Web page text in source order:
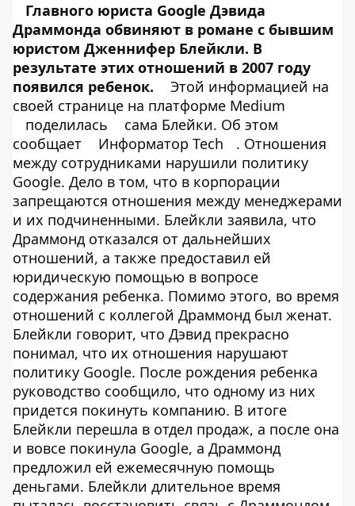
Главного юриста Google Дэвида
Драммонда обвиняют в романе с бывшим
юристом Дженнифер Блейкли. В
результате этих отношений в 2007 году
появился ребенок.
Этой информацией на
своей странице на платформе Medium
поделилась
сама Блейки. Об этом
сообщает
Информатор Tech
. Отношения
между сотрудниками нарушили политику
Google. Дело в том, что в корпорации
запрещаются отношения между менеджерами
и их подчиненными. Блейкли заявила, что
Драммонд отказался от дальнейших
отношений, а также предоставил ей
юридическую помощью в вопросе
содержания ребенка. Помимо этого, во время
отношений с коллегой Драммонд был женат.
Блейкли говорит, что Дэвид прекрасно
понимал, что их отношения нарушают
политику Google. После рождения ребенка
руководство сообщило, что одному из них
придется покинуть компанию. В итоге
Блейкли перешла в отдел продаж, а после она
и вовсе покинула Google, а Драммонд
предложил ей ежемесячную помощь
деньгами. Блейкли длительное время